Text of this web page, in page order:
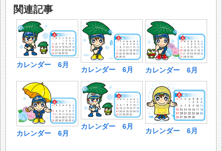
関連記事
カレンダー 6月
カレンダー 6月 カレンダー 6月
カレンダー 6月
カレンダー 6月
カレンダー 6月